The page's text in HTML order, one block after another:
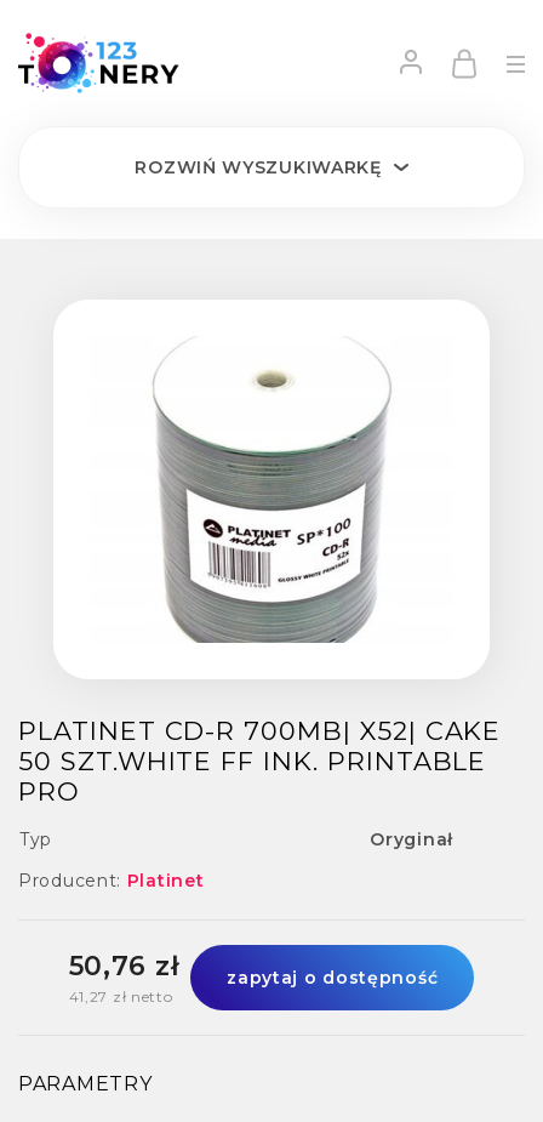
ROZWIŃ WYSZUKIWARKĘ
PLATINET CD-R 700MB| X52| CAKE
50 SZT.WHITE FF INK. PRINTABLE
PRO
Typ
Oryginał
Producent: Platinet
50,76 zł
41,27 zł netto
zapytaj o dostępność
PARAMETRY